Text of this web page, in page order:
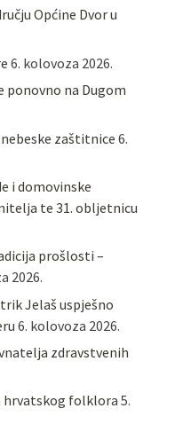
Općine Dvor u
6. kolovoza 2026.
ponovno na Dugom
zaštitnice 6.
i domovinske
te 31. obljetnicu
prošlosti –
2026.
Jelaš uspješno
6. kolovoza 2026.
zdravstvenih
hrvatskog folklora 5.